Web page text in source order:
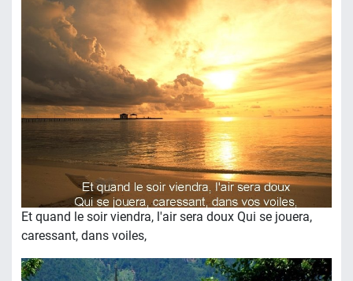
Et quand le soir viendra, l'air sera doux Qui se jouera,
caressant, dans voiles,